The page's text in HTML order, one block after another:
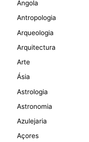
Angola
Antropologia
Arqueologia
Arquitectura
Arte
Ásia
Astrologia
Astronomia
Azulejaria
Açores